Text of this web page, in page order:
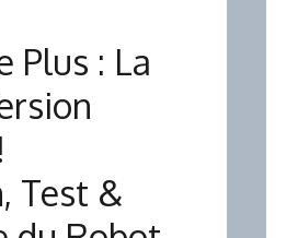
Plus : La
Test &